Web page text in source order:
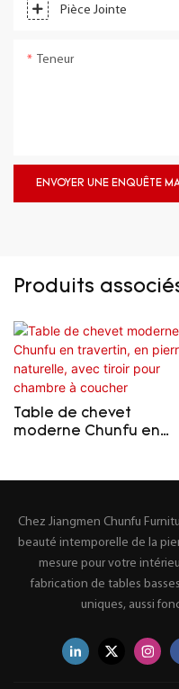
Pièce Jointe
Teneur
ENVOYER UNE ENQUÊTE
Produits
Table de chevet
moderne Chunfu en
Chez Jiangmen Chunfu
beauté intemporelle de la
mesure pour votre
fabrication de tables
uniques, aussi